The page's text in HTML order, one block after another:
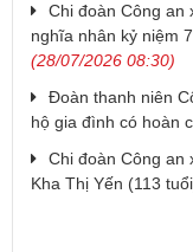
Chi đoàn Công an
nghĩa nhân kỷ niệm
(28/07/2026 08:30)
Đoàn thanh niên
hộ gia đình có hoàn
Chi đoàn Công an
Kha Thị Yến (113